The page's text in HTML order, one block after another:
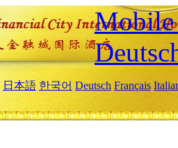
Mobile
日本語 한국어 Deutsch Français